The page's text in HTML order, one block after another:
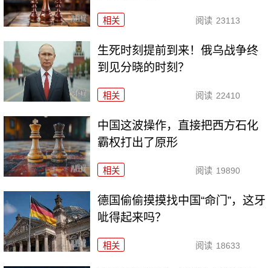
相关 阅读 23113
生死时刻提前到来！俄乌战争终
到见分晓的时刻？
相关 阅读 22410
中国这波操作，直接把西方石化
霸权打出了原形
相关 阅读 19890
德国偷偷摸摸找中国“命门”，这牙
呲得起来吗？
相关 阅读 18633